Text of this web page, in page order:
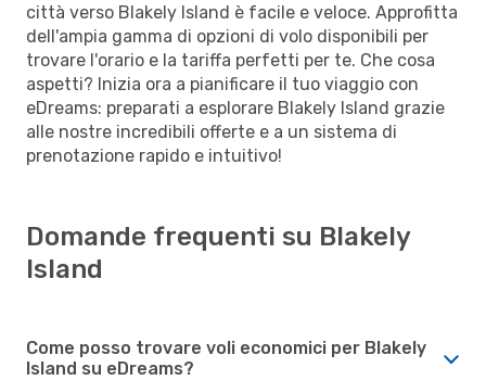
città verso Blakely Island è facile e veloce. Approfitta
dell'ampia gamma di opzioni di volo disponibili per
trovare l'orario e la tariffa perfetti per te. Che cosa
aspetti? Inizia ora a pianificare il tuo viaggio con
eDreams: preparati a esplorare Blakely Island grazie
alle nostre incredibili offerte e a un sistema di
prenotazione rapido e intuitivo!
Domande frequenti su Blakely
Island
Come posso trovare voli economici per Blakely
Island su eDreams?